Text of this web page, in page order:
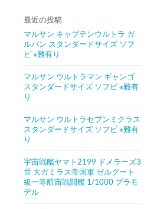
最近の投稿
マルサン キャプテンウルトラ ガ
ルバン スタンダードサイズ ソフ
ビ ※難有り
マルサン ウルトラマン ギャンゴ
スタンダードサイズ ソフビ ※難有
り
マルサン ウルトラセブンミクラス
スタンダードサイズ ソフビ ※難有
り
宇宙戦艦ヤマト2199 ドメラーズ3
世 大ガミラス帝国軍 ゼルグート
級一等航宙戦闘艦 1/1000 プラモ
デル